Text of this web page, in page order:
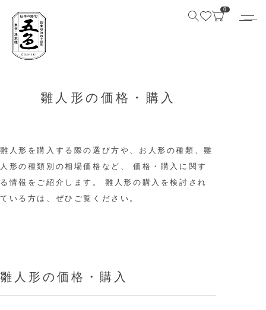
0
雛人形の価格・購入
雛人形を購入する際の選び方や、お人形の種類、雛
人形の種類別の相場価格など、
価格・購入に関す
る情報をご紹介します。
雛人形の購入を検討され
ている方は、ぜひご覧ください。
雛人形の価格・購入